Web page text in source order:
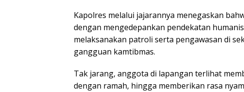
Kapolres melalui jajarannya menegaskan
dengan mengedepankan pendekatan
melaksanakan patroli serta pengawasan di
gangguan kamtibmas.
Tak jarang, anggota di lapangan terlihat
dengan ramah, hingga memberikan rasa